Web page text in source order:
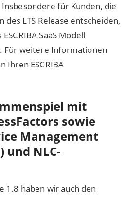
für Kunden, die
des LTS Release entscheiden,
SaaS Modell
Für weitere Informationen
Ihren ESCRIBA
mit
sowie
Management
und NLC-
1.8 haben wir auch den